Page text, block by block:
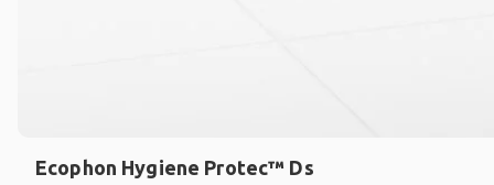
Ecophon Hygiene Protec™ Ds